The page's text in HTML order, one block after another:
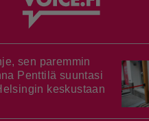
sen paremmin
Penttilä suuntasi
keskustaan